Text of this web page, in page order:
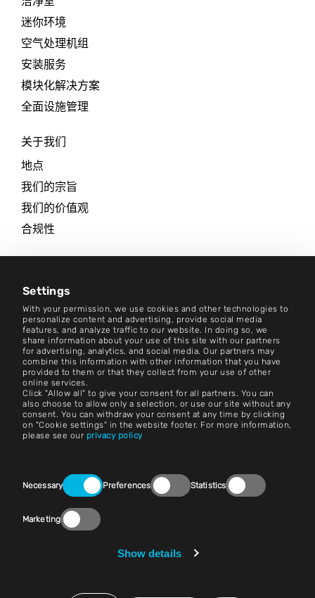
Settings
With your permission, we use cookies and other technologies to
personalize content and advertising, provide social media
features, and analyze traffic to our website. In doing so, we
share information about your use of this site with our partners
for advertising, analytics, and social media. Our partners may
combine this information with other information that you have
provided to them or that they collect from your use of other
online services.
Click "Allow all" to give your consent for all partners. You can
also choose to allow only a selection, or use our site without any
consent. You can withdraw your consent at any time by clicking
on "Cookie settings" in the website footer. For more information,
please see our privacy policy
Selection
Necessary Preferences Statistics
Marketing
Show details
迷你环境
空气处理机组
安装服务
模块化解决方案
全面设施管理
关于我们
地点
我们的宗旨
我们的价值观
合规性
新闻中心
联系方式
职业生涯
条款和条件
版本说明
法律声明
联系方式
Cookie 设置